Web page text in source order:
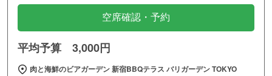
空席確認・予約
平均予算 3,000円
肉と海鮮のビアガーデン 新宿BBQテラス バリガーデン TOKYO